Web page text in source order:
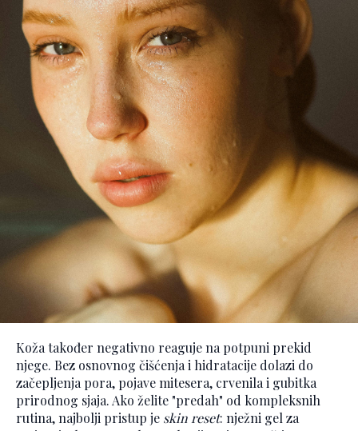
Koža također negativno reaguje na potpuni prekid
njege. Bez osnovnog čišćenja i hidratacije dolazi do
začepljenja pora, pojave mitesera, crvenila i gubitka
prirodnog sjaja. Ako želite "predah" od kompleksnih
rutina, najbolji pristup je skin reset: nježni gel za